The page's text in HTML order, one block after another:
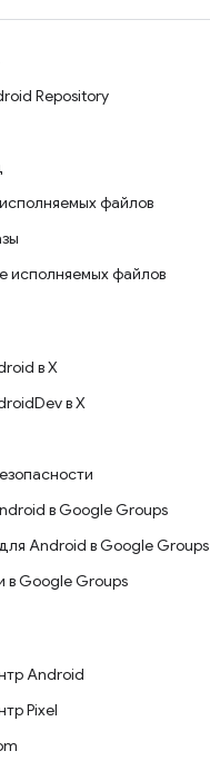
Repository
файлов
исполняемых файлов
в X
в X
в Google Groups
Android в Google Groups
в Google Groups
Android
Pixel